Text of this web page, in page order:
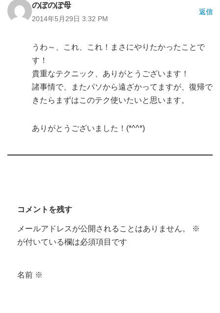
のぽのぽ母
2014年5月29日 3:32 PM
返信
うわ～、これ、これ！まさにやりたかったことで
す！
貴重なテクニック、ありがとうございます！
諸事情で、またパソから遠ざかってますが、復帰で
きたらまずはこのテク使いたいと思います。
ありがとうございました！(*^^*)
コメントを残す
メールアドレスが公開されることはありません。
※
が付いている欄は必須項目です
名前 ※